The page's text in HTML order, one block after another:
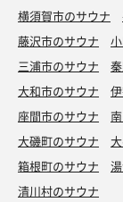
横須賀市のサウナ
藤沢市のサウナ
三浦市のサウナ
大和市のサウナ
座間市のサウナ
大磯町のサウナ
箱根町のサウナ
清川村のサウナ